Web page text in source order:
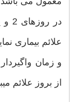
علائم بیماری
از بروز علائم